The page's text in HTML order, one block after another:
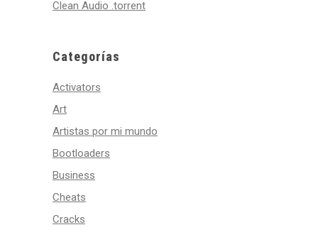
Clean Audio .torrent
Categorías
Activators
Art
Artistas por mi mundo
Bootloaders
Business
Cheats
Cracks